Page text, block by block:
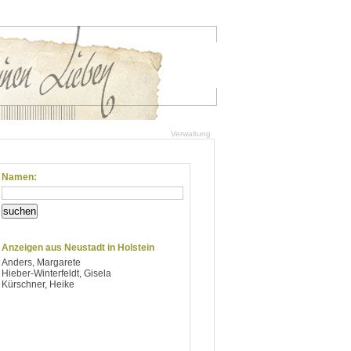
Verwaltung
Namen:
suchen
Anzeigen aus Neustadt in Holstein
Anders, Margarete
Hieber-Winterfeldt, Gisela
Kürschner, Heike